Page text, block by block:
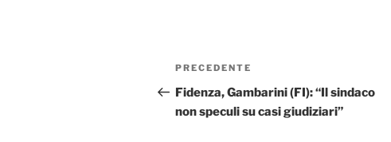
Navigazione
articoli
Articolo
precedente:
PRECEDENTE
Fidenza, Gambarini (FI): “Il sindaco
non speculi su casi giudiziari”